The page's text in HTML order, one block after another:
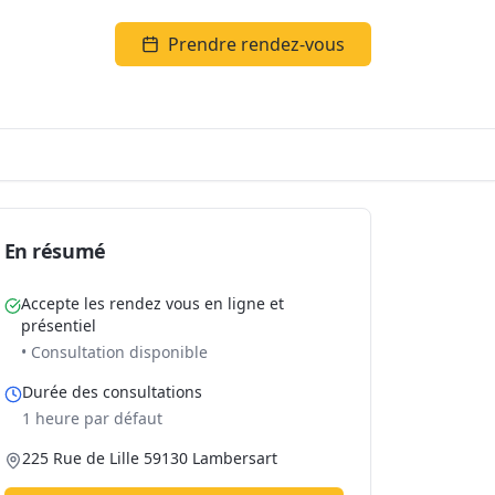
Prendre rendez-vous
En résumé
Accepte les rendez vous en ligne et
présentiel
• Consultation disponible
Durée des consultations
1 heure par défaut
225 Rue de Lille 59130 Lambersart